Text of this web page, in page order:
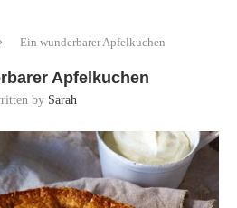
Ein wunderbarer Apfelkuchen
Apfelkuchen
by Sarah